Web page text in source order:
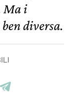
Ma i
diversa.